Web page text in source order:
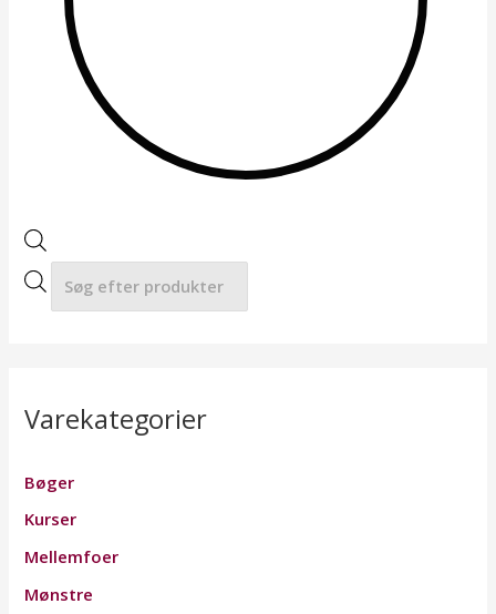
Varekategorier
Bøger
Kurser
Mellemfoer
Mønstre